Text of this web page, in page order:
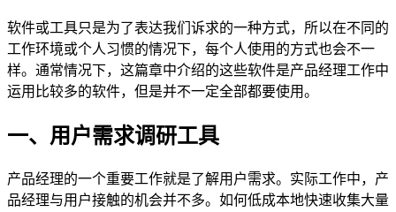
软件或工具只是为了表达我们诉求的一种方式，所以在不同的
工作环境或个人习惯的情况下，每个人使用的方式也会不一
样。通常情况下，这篇章中介绍的这些软件是产品经理工作中
运用比较多的软件，但是并不一定全部都要使用。
一、用户需求调研工具
产品经理的一个重要工作就是了解用户需求。实际工作中，产
品经理与用户接触的机会并不多。如何低成本地快速收集大量